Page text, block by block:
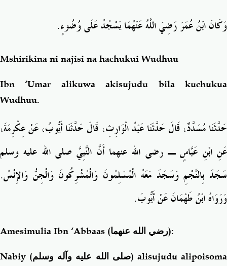
وَكَانَ ابْنُ عُمَرَ رَضِيَ اللَّهُ عَنْهُمَا يَسْجُدُ عَلَى وُضُوءٍ.
Mshirikina ni najisi na hachukui Wudhuu
Ibn ‘Umar alikuwa akisujudu bila kuchukua
Wudhuu.
حَدَّثَنَا مُسَدَّدٌ، قَالَ حَدَّثَنَا عَبْدُ الْوَارِثِ، قَالَ حَدَّثَنَا أَيُّوبُ، عَنْ عِكْرِمَةَ،
عَنِ ابْنِ عَبَّاسٍ ـ رضى الله عنهما أَنَّ النَّبِيَّ صلى الله عليه وسلم
سَجَدَ بِالنَّجْمِ وَسَجَدَ مَعَهُ الْمُسْلِمُونَ وَالْمُشْرِكُونَ وَالْجِنُّ وَالإِنْسُ‏.‏
وَرَوَاهُ ابْنُ طَهْمَانَ عَنْ أَيُّوبَ‏.‏
Amesimulia Ibn ‘Abbaas (رضي الله عنهما):
Nabiy (صلى الله عليه وآله وسلم) alisujudu alipoisoma